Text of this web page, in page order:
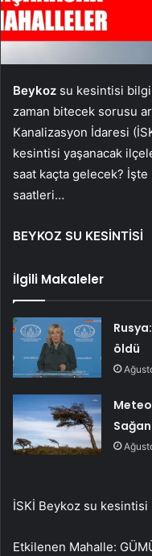
Beykoz su kesintisi
zaman bitecek sorusu
Kanalizasyon İdaresi
kesintisi yaşanacak
saat kaçta gelecek?
saatleri…
BEYKOZ SU KESİNTİSİ
İlgili Makaleler
öldü
İSKİ Beykoz su kesintisi
Etkilenen Mahalle: